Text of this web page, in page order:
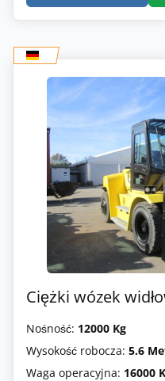
Ciężki wózek
Nośność: 12000 Kg
Wysokość robocza: 5.6
Waga operacyjna: 16000